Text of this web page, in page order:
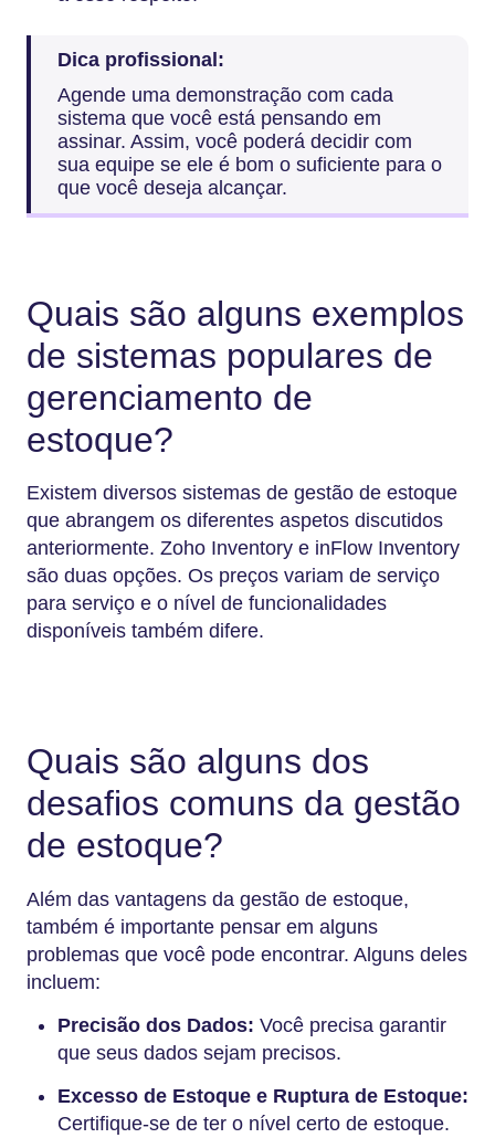
Dica profissional:
Agende uma demonstração com cada
sistema que você está pensando em
assinar. Assim, você poderá decidir com
sua equipe se ele é bom o suficiente para o
que você deseja alcançar.
Quais são alguns exemplos
de sistemas populares de
gerenciamento de
estoque?
Existem diversos sistemas de gestão de estoque
que abrangem os diferentes aspetos discutidos
anteriormente. Zoho Inventory e inFlow Inventory
são duas opções. Os preços variam de serviço
para serviço e o nível de funcionalidades
disponíveis também difere.
Quais são alguns dos
desafios comuns da gestão
de estoque?
Além das vantagens da gestão de estoque,
também é importante pensar em alguns
problemas que você pode encontrar. Alguns deles
incluem:
Precisão dos Dados: Você precisa garantir
que seus dados sejam precisos.
Excesso de Estoque e Ruptura de Estoque:
Certifique-se de ter o nível certo de estoque.